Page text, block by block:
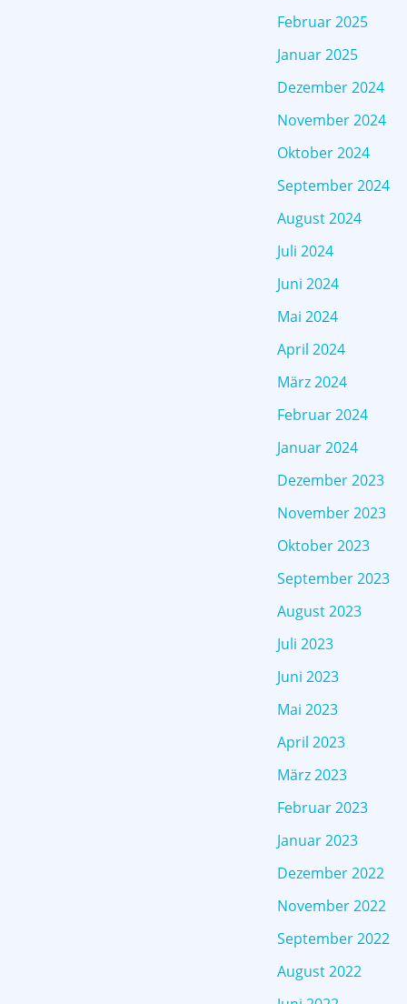
Februar 2025
Januar 2025
Dezember 2024
November 2024
Oktober 2024
September 2024
August 2024
Juli 2024
Juni 2024
Mai 2024
April 2024
März 2024
Februar 2024
Januar 2024
Dezember 2023
November 2023
Oktober 2023
September 2023
August 2023
Juli 2023
Juni 2023
Mai 2023
April 2023
März 2023
Februar 2023
Januar 2023
Dezember 2022
November 2022
September 2022
August 2022